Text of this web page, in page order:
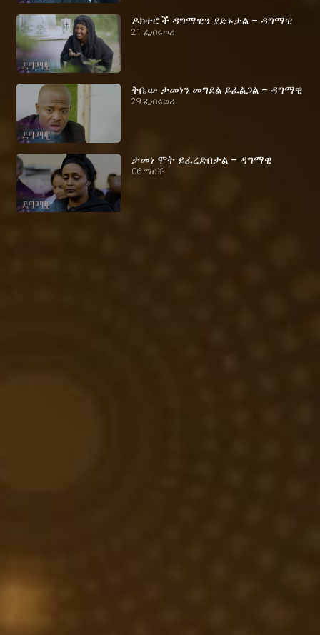
ዶክተሮች ዳግማዊን ያድኑታል – ዳግማዊ
21 ፌብሩወሪ
ቅቤው ታመነን መግደል ይፈልጋል – ዳግማዊ
29 ፌብሩወሪ
ታመነ ሞት ይፈረድበታል – ዳግማዊ
06 ማርች